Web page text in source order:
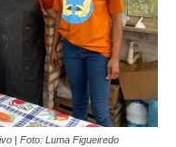
| Foto: Luma Figueiredo